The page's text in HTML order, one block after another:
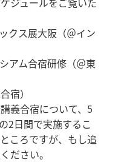
ス展大阪（＠イン
アム合宿研修（＠東
宿）
義合宿について、5
2日間で実施するこ
ころですが、もし追
ださい。